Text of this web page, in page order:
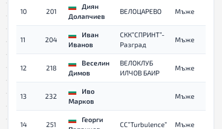
10 201
Диян
Долапчиев
ВЕЛОЦАРЕВО Мъже
11 204
Иван
Иванов
СКК”СПРИНТ”-
Разград
Мъже
12 218
Веселин
Димов
ВЕЛОКЛУБ
ИЛЧОВ БАИР
Мъже
13 232
Иво
Марков
Мъже
14 251
Георги
CC”Turbulence” Мъже